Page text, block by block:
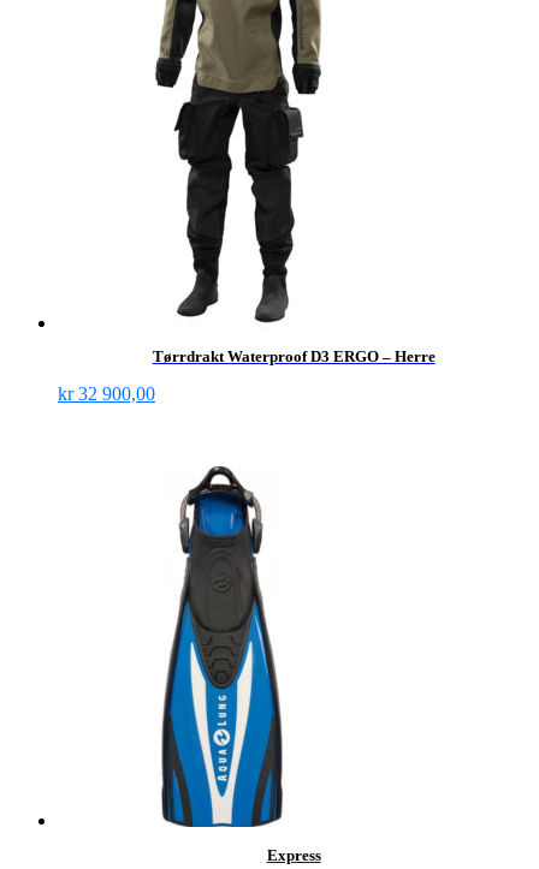
Tørrdrakt Waterproof D3 ERGO – Herre
kr32 900,00
Express